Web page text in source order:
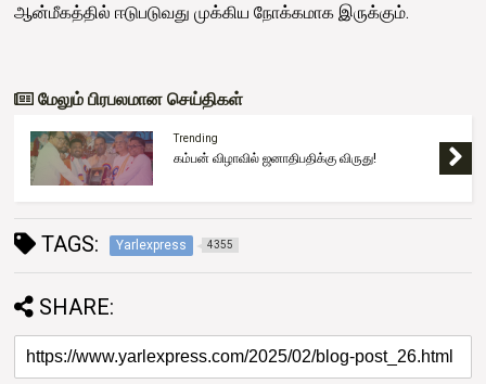
ஆன்மீகத்தில் ஈடுபடுவது முக்கிய நோக்கமாக இருக்கும்.
மேலும் பிரபலமான செய்திகள்
Trending
கம்பன் விழாவில் ஜனாதிபதிக்கு விருது!
TAGS: Yarlexpress 4355
SHARE: